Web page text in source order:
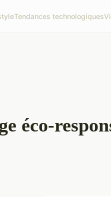
Tendances technologiques
éco-